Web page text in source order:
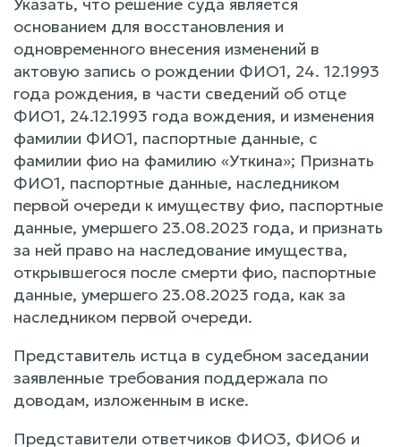
основанием для восстановления и
одновременного внесения изменений в
актовую запись о рождении ФИО1, 24. 12.1993
года рождения, в части сведений об отце
ФИО1, 24.12.1993 года вождения, и изменения
фамилии ФИО1, паспортные данные, с
фамилии фио на фамилию «Уткина»; Признать
ФИО1, паспортные данные, наследником
первой очереди к имуществу фио, паспортные
данные, умершего 23.08.2023 года, и признать
за ней право на наследование имущества,
открывшегося после смерти фио, паспортные
данные, умершего 23.08.2023 года, как за
наследником первой очереди.
Представитель истца в судебном заседании
заявленные требования поддержала по
доводам, изложенным в иске.
Представители ответчиков ФИО3, ФИО6 и